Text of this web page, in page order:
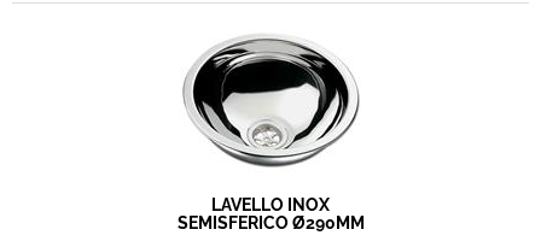
LAVELLO INOX
SEMISFERICO Ø290MM